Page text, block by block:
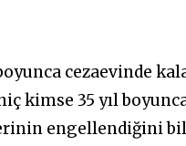
cezaevinde
kimse 35 yıl
engellendiğini